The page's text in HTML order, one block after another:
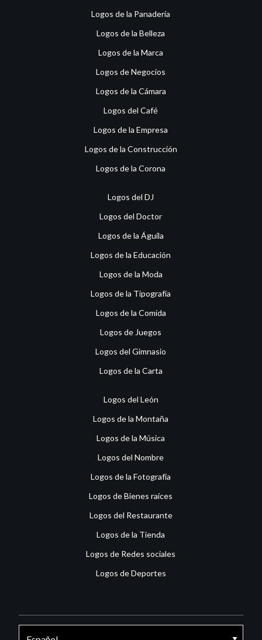
Logos de la Panadería
Logos de la Belleza
Logos de la Marca
Logos de Negocios
Logos de la Cámara
Logos del Café
Logos de la Empresa
Logos de la Construcción
Logos de la Corona
Logos del DJ
Logos del Doctor
Logos de la Águila
Logos de la Educación
Logos de la Moda
Logos de la Tipografía
Logos de la Comida
Logos de Juegos
Logos del Gimnasio
Logos de la Carta
Logos del León
Logos de la Montaña
Logos de la Música
Logos del Nombre
Logos de la Fotografía
Logos de Bienes raíces
Logos del Restaurante
Logos de la Tienda
Logos de Redes sociales
Logos de Deportes